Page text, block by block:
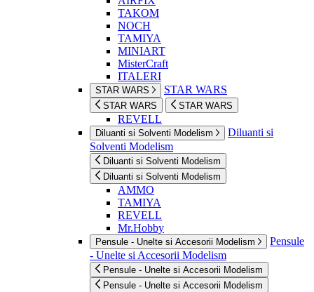
TAKOM
NOCH
TAMIYA
MINIART
MisterCraft
ITALERI
STAR WARS STAR WARS
STAR WARS STAR WARS
REVELL
Diluanti si Solventi Modelism
Diluanti si
Solventi Modelism
Diluanti si Solventi Modelism
Diluanti si Solventi Modelism
AMMO
TAMIYA
REVELL
Mr.Hobby
Pensule - Unelte si Accesorii Modelism
Pensule
- Unelte si Accesorii Modelism
Pensule - Unelte si Accesorii Modelism
Pensule - Unelte si Accesorii Modelism